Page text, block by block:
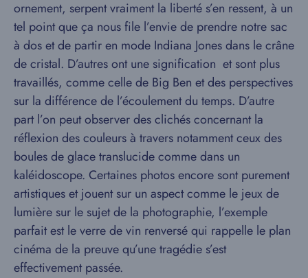
ornement, serpent vraiment la liberté s’en ressent, à un
tel point que ça nous file l’envie de prendre notre sac
à dos et de partir en mode Indiana Jones dans le crâne
de cristal. D’autres ont une signification et sont plus
travaillés, comme celle de Big Ben et des perspectives
sur la différence de l’écoulement du temps. D’autre
part l’on peut observer des clichés concernant la
réflexion des couleurs à travers notamment ceux des
boules de glace translucide comme dans un
kaléidoscope. Certaines photos encore sont purement
artistiques et jouent sur un aspect comme le jeux de
lumière sur le sujet de la photographie, l’exemple
parfait est le verre de vin renversé qui rappelle le plan
cinéma de la preuve qu’une tragédie s’est
effectivement passée.